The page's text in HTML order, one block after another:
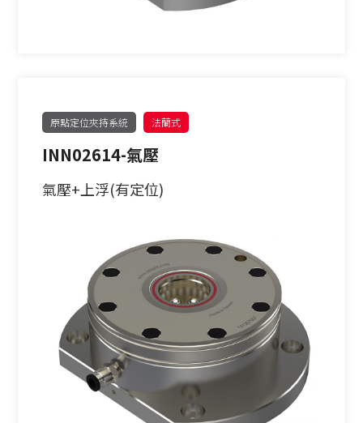
原點定位夾持系統 法蘭式
INN02614-氣壓
氣壓+上浮(有定位)